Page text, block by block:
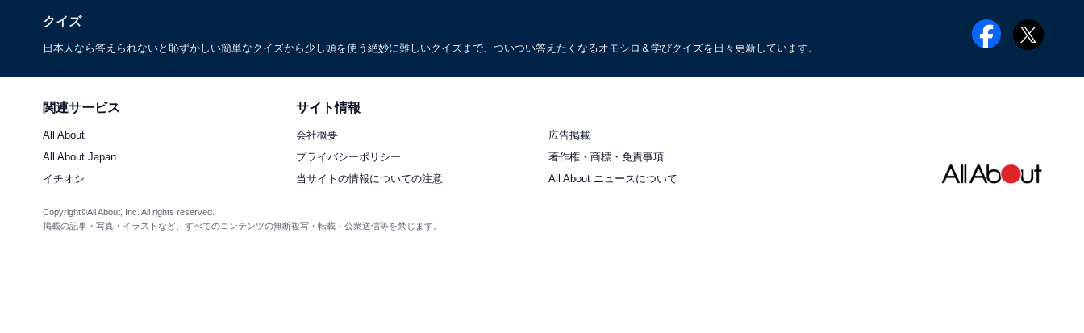
クイズ
日本人なら答えられないと恥ずかしい簡単なクイズから少し頭を使う絶妙に難しいクイズまで、ついつい答えたくなるオモシロ＆学びクイズを日々更新しています。
関連サービス
All About
All About Japan
イチオシ
サイト情報
会社概要
広告掲載
プライバシーポリシー
著作権・商標・免責事項
当サイトの情報についての注意
All About ニュースについて
Copyright©All About, Inc. All rights reserved.
掲載の記事・写真・イラストなど、すべてのコンテンツの無断複写・転載・公衆送信等を禁じます。